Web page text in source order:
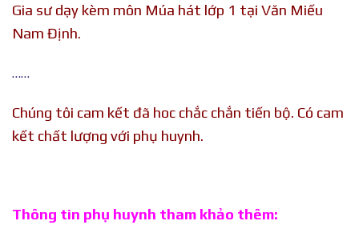
Gia sư dạy kèm môn Múa hát lớp 1 tại Văn Miếu
Nam Định.
……
Chúng tôi cam kết đã hoc chắc chắn tiến bộ. Có cam
kết chất lượng với phụ huynh.
Thông tin phụ huynh tham khảo thêm: